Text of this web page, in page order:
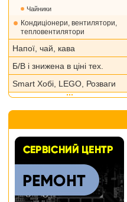
Чайники
Кондиціонери, вентилятори,
тепловентилятори
Напої, чай, кава
Б/В і знижена в ціні тех.
Smart Хобі, LEGO, Розваги